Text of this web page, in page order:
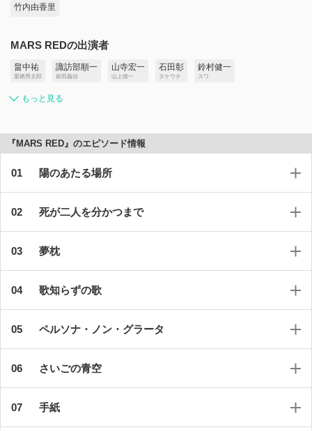
竹内由香里
MARS REDの出演者
畠中祐
栗栖秀太郎
諏訪部順一
前田義信
山寺宏一
山上徳一
石田彰
タケウチ
鈴村健一
スワ
もっと見る
『MARS RED』のエピソード情報
陽のあたる場所
死が二人を分かつまで
夢枕
歌知らずの歌
ペルソナ・ノン・グラータ
さいごの青空
手紙